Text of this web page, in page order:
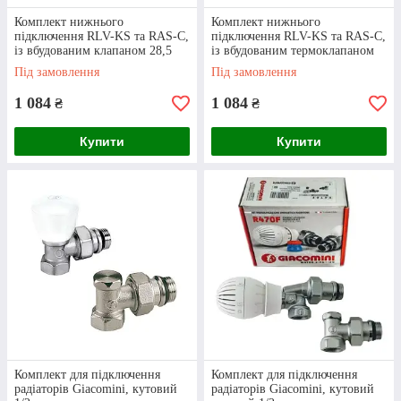
клапанами: хіти продажу
Комплект для підключення радіаторів різних
типів. Латунні елементи з хромовим
Комплект нижнього
підключення RLV-KS та RAS-C,
із вбудованим клапаном 28,5
Danfoss кутовий
Під замовлення
1 084 ₴
Купити
Комплект нижнього
підключення RLV-KS та RAS-C,
із вбудованим термоклапаном
Danfoss 28,5 прямий
Під замовлення
1 084 ₴
Купити
Комплект для підключення
радіаторів Giacomini, кутовий
Комплект для підключення
радіаторів Giacomini, кутовий